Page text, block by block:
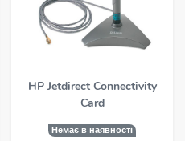
HP Jetdirect Connectivity
Card
Немає в наявності